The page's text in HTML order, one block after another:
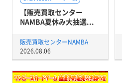
【販売買取センター
NAMBA夏休み大抽選...
販売買取センターNAMBA
2026.08.06